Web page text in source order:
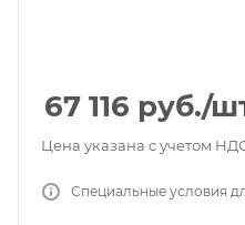
67 116 руб./
Цена указана с учетом
Специальные условия